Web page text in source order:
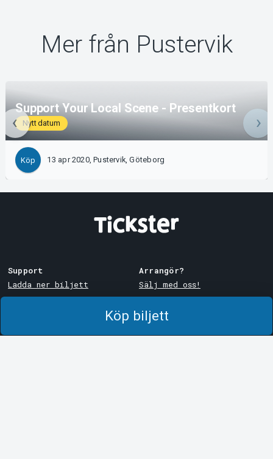
Köp biljett
Mer från Pustervik
Support Your Local Scene - Presentkort
Nytt datum
Köp 13 apr 2020, Pustervik, Göteborg
Support
Ladda ner biljett
Köp- och leveransvillkor
Arrangör?
Sälj med oss!
System Support